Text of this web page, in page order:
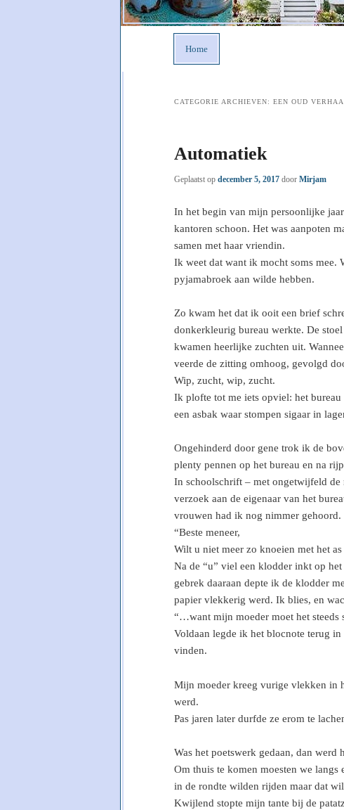
Home
CATEGORIE ARCHIEVEN: EEN OUD
Automatiek
Geplaatst op december 5, 2017 door Mirjam
In het begin van mijn persoonlijke
kantoren schoon. Het was aanpoten
samen met haar vriendin.
Ik weet dat want ik mocht soms mee.
pyjamabroek aan wilde hebben.
Zo kwam het dat ik ooit een brief
donkerkleurig bureau werkte. De
kwamen heerlijke zuchten uit.
veerde de zitting omhoog, gevolgd
Wip, zucht, wip, zucht.
Ik plofte tot me iets opviel: het
een asbak waar stompen sigaar in
Ongehinderd door gene trok ik de
plenty pennen op het bureau en na
In schoolschrift – met ongetwijfeld de
verzoek aan de eigenaar van het
vrouwen had ik nog nimmer gehoord.
“Beste meneer,
Wilt u niet meer zo knoeien met het
Na de “u” viel een klodder inkt op
gebrek daaraan depte ik de klodder
papier vlekkerig werd. Ik blies, en
“…want mijn moeder moet het steeds
Voldaan legde ik het blocnote terug
vinden.
Mijn moeder kreeg vurige vlekken in
werd.
Pas jaren later durfde ze erom te
Was het poetswerk gedaan, dan werd
Om thuis te komen moesten we langs
in de rondte wilden rijden maar dat
Kwijlend stopte mijn tante bij de